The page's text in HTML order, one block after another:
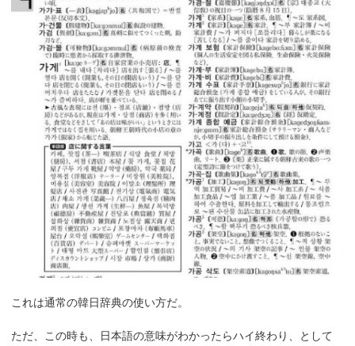
これは通常の韓日辞典の使い方だ。
ただ、この時も、日本語の意味がわかったらハイ終わり、として